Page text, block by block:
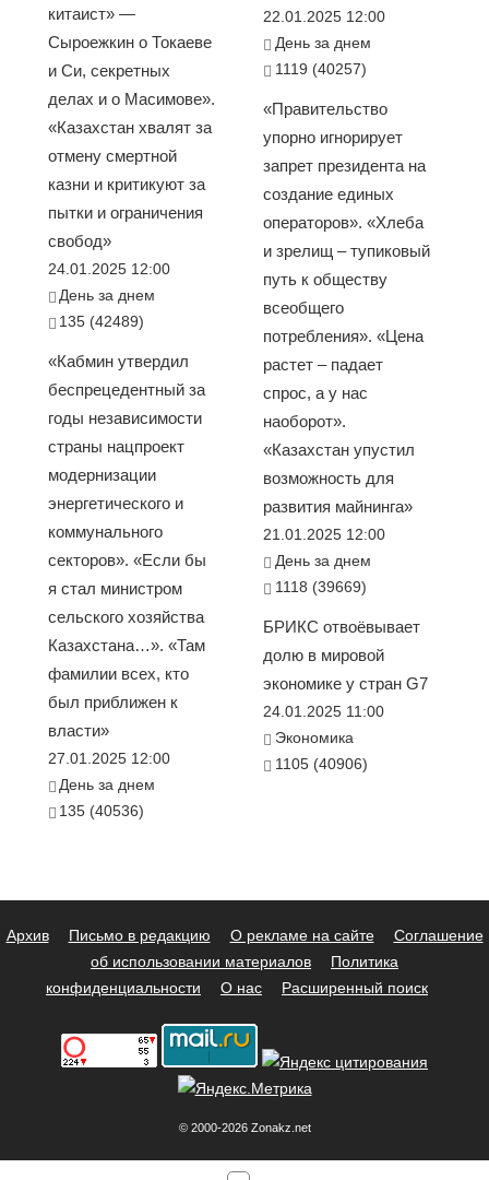
китаист» —
Сыроежкин о Токаеве
и Си, секретных
делах и о Масимове».
«Казахстан хвалят за
отмену смертной
казни и критикуют за
пытки и ограничения
свобод»
24.01.2025 12:00
День за днем
135 (42489)
«Кабмин утвердил
беспрецедентный за
годы независимости
страны нацпроект
модернизации
энергетического и
коммунального
секторов». «Если бы
я стал министром
сельского хозяйства
Казахстана…». «Там
фамилии всех, кто
был приближен к
власти»
27.01.2025 12:00
День за днем
135 (40536)
22.01.2025 12:00
День за днем
1119 (40257)
«Правительство
упорно игнорирует
запрет президента на
создание единых
операторов». «Хлеба
и зрелищ – тупиковый
путь к обществу
всеобщего
потребления». «Цена
растет – падает
спрос, а у нас
наоборот».
«Казахстан упустил
возможность для
развития майнинга»
21.01.2025 12:00
День за днем
1118 (39669)
БРИКС отвоёвывает
долю в мировой
экономике у стран G7
24.01.2025 11:00
Экономика
1105 (40906)
Архив Письмо в редакцию О рекламе на сайте
Соглашение
об использовании материалов
Политика
конфиденциальности
О нас Расширенный поиск
© 2000-2026 Zonakz.net